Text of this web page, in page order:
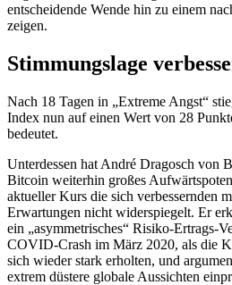
entscheidende Wende hin zu einem
zeigen.
Stimmungslage
Nach 18 Tagen in „Extreme Angst“
Index nun auf einen Wert von 28
bedeutet.
Unterdessen hat André Dragosch von
Bitcoin weiterhin großes
aktueller Kurs die sich verbessernden
Erwartungen nicht widerspiegelt. Er
ein „asymmetrisches“ Risiko-Ertrags-
COVID-Crash im März 2020, als die
sich wieder stark erholten, und
extrem düstere globale Aussichten